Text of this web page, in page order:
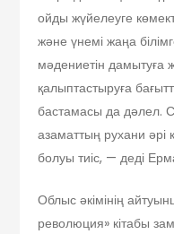
ойды жүйелеуге
және үнемі жаңа
мәдениетін дамытуға
қалыптастыруға
бастамасы да дәлел.
азаматтың рухани әрі
болуы тиіс, — деді
Облыс әкімінің
революция» кітабы